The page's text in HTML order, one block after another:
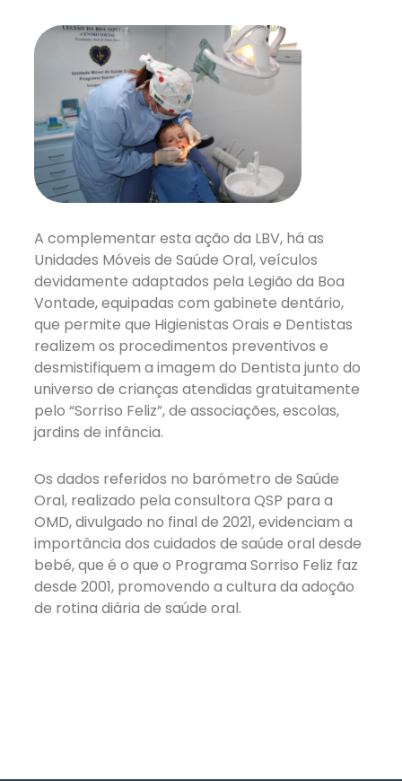
A complementar esta ação da LBV, há as
Unidades Móveis de Saúde Oral, veículos
devidamente adaptados pela Legião da Boa
Vontade, equipadas com gabinete dentário,
que permite que Higienistas Orais e Dentistas
realizem os procedimentos preventivos e
desmistifiquem a imagem do Dentista junto do
universo de crianças atendidas gratuitamente
pelo “Sorriso Feliz”, de associações, escolas,
jardins de infância.
Os dados referidos no barómetro de Saúde
Oral, realizado pela consultora QSP para a
OMD, divulgado no final de 2021, evidenciam a
importância dos cuidados de saúde oral desde
bebé, que é o que o Programa Sorriso Feliz faz
desde 2001, promovendo a cultura da adoção
de rotina diária de saúde oral.